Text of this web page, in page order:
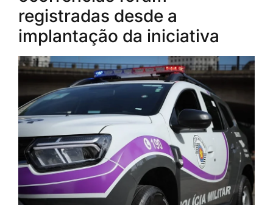
registradas desde a
implantação da iniciativa